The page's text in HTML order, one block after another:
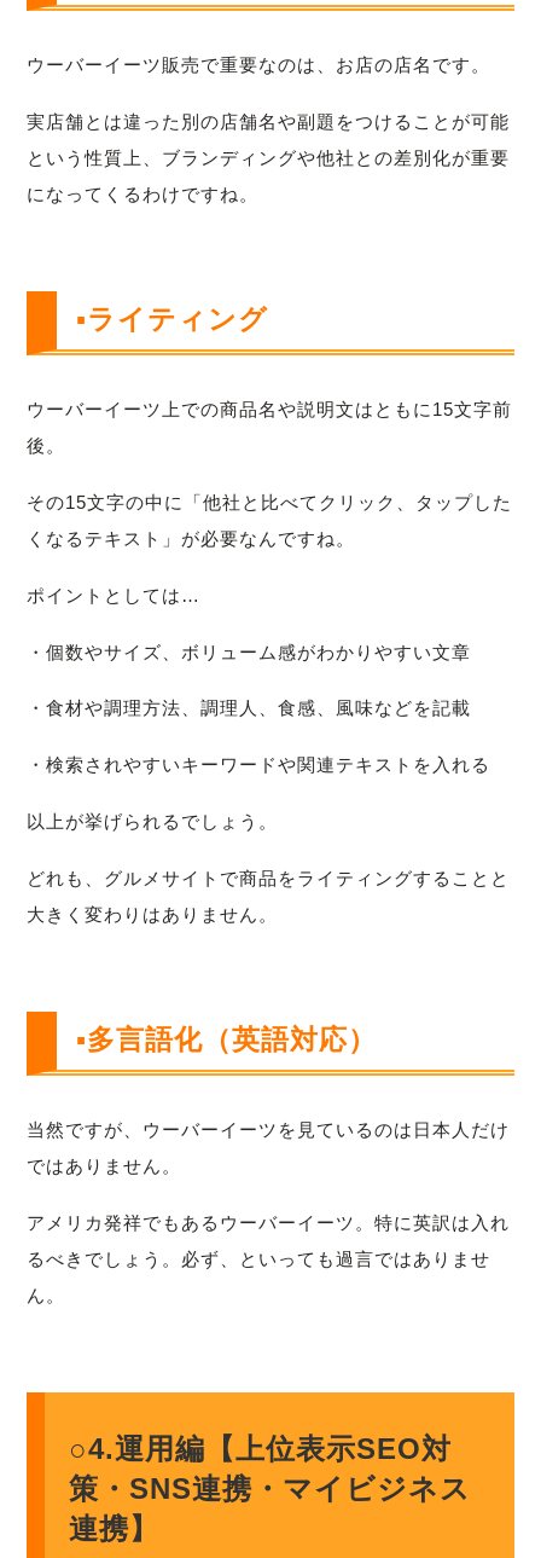
ウーバーイーツ販売で重要なのは、お店の店名です。
実店舗とは違った別の店舗名や副題をつけることが可能
という性質上、ブランディングや他社との差別化が重要
になってくるわけですね。
▪ライティング
ウーバーイーツ上での商品名や説明文はともに15文字前
後。
その15文字の中に「他社と比べてクリック、タップした
くなるテキスト」が必要なんですね。
ポイントとしては…
・個数やサイズ、ボリューム感がわかりやすい文章
・食材や調理方法、調理人、食感、風味などを記載
・検索されやすいキーワードや関連テキストを入れる
以上が挙げられるでしょう。
どれも、グルメサイトで商品をライティングすることと
大きく変わりはありません。
▪多言語化（英語対応）
当然ですが、ウーバーイーツを見ているのは日本人だけ
ではありません。
アメリカ発祥でもあるウーバーイーツ。特に英訳は入れ
るべきでしょう。必ず、といっても過言ではありませ
ん。
○4.運用編【上位表示SEO対
策・SNS連携・マイビジネス
連携】